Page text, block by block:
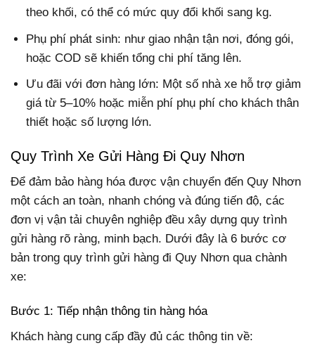
theo khối, có thể có mức quy đổi khối sang kg.
Phụ phí phát sinh: như giao nhận tận nơi, đóng gói,
hoặc COD sẽ khiến tổng chi phí tăng lên.
Ưu đãi với đơn hàng lớn: Một số nhà xe hỗ trợ giảm
giá từ 5–10% hoặc miễn phí phụ phí cho khách thân
thiết hoặc số lượng lớn.
Quy Trình Xe Gửi Hàng Đi Quy Nhơn
Để đảm bảo hàng hóa được vận chuyển đến Quy Nhơn
một cách an toàn, nhanh chóng và đúng tiến độ, các
đơn vị vận tải chuyên nghiệp đều xây dựng quy trình
gửi hàng rõ ràng, minh bạch. Dưới đây là 6 bước cơ
bản trong quy trình gửi hàng đi Quy Nhơn qua chành
xe:
Bước 1: Tiếp nhận thông tin hàng hóa
Khách hàng cung cấp đầy đủ các thông tin về: